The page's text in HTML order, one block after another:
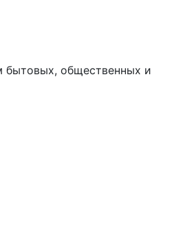
бытовых, общественных и